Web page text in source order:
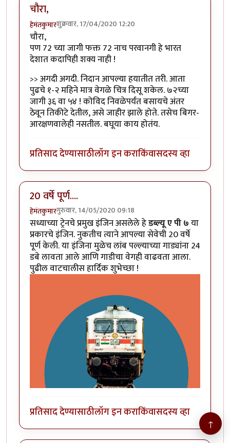
चौरा,
हेमंतकुमारशुक्रवार, 17/04/2020 12:20
चौरा,
पण 72 च्या जागी फक्त 72 नाच परवानगी हे भारत
देशात कदापिही शक्य नाही !
>> अगदी अगदी. निदान आपल्या हयातीत तरी. आता
पुढचे १-२ महिने मात्र वेगळे चित्र दिसू शकेल. ७२च्या
जागी ३६ वा ५४ ! कोविद निवळेपर्यंत बसायचे अंतर
ठेवून तिकीटे देतील, असे जाहीर झाले होते. तसेच बिगर-
आरक्षणवालेही नसतील. बघूया काय होतंय.
प्रतिसाद देण्यासाठीलॉग इन कराकिंवासदस्य व्हा
20 वर्षे पूर्ण....
हेमंतकुमारगुरुवार, 14/05/2020 09:18
सध्याच्या ट्रेनचे प्रमुख इंजिन असलेले हेडब्ल्यू ए पी ७या
प्रकारचे इंजिन. नुकतीच त्याने आपल्या सेवेची 20 वर्षे
पूर्ण केली. या इंजिना मुळेच लांब पल्ल्याच्या गाड्यांना 24
डबे लावता आले आणि गाडीचा वेगही वाढवता आला.
पुढील वाटचालीस हार्दिक शुभेच्छा !
प्रतिसाद देण्यासाठीलॉग इन कराकिंवासदस्य व्हा
↑